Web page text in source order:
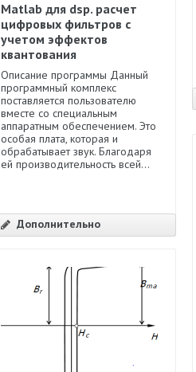
Matlab для dsp. расчет
цифровых фильтров с
учетом эффектов
квантования
Описание программы Данный
программный комплекс
поставляется пользователю
вместе со специальным
аппаратным обеспечением. Это
особая плата, которая и
обрабатывает звук. Благодаря
ей производительность всей...
Дополнительно